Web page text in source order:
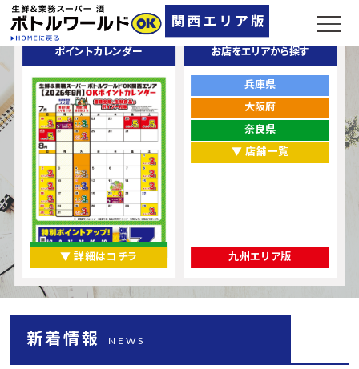
ポイントカレンダー
▼ 詳細はコチラ
お店をエリアから探す
兵庫県
大阪府
奈良県
▼ 店舗一覧
九州エリア版
新着情報 NEWS